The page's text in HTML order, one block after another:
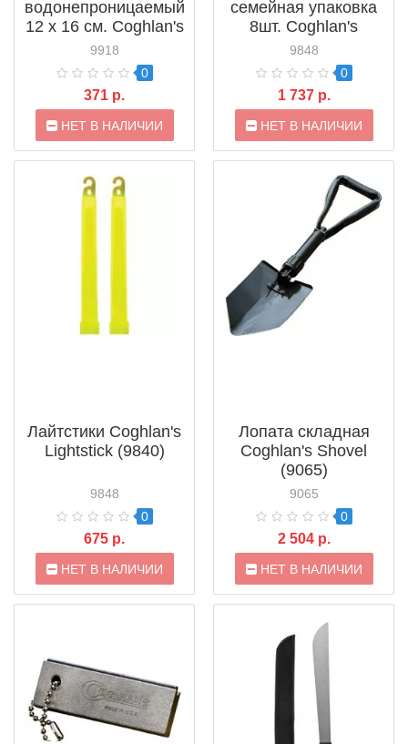
водонепроницаемый
12 x 16 см. Coghlan's
All Weather Wallet
(9918)
9918
0
371 р.
НЕТ В НАЛИЧИИ
семейная упаковка
8шт. Coghlan's
Lightsticks (9848)
9848
0
1 737 р.
НЕТ В НАЛИЧИИ
Лайтстики Coghlan's
Lightstick (9840)
9848
0
675 р.
НЕТ В НАЛИЧИИ
Лопата складная
Coghlan's Shovel
(9065)
9065
0
2 504 р.
НЕТ В НАЛИЧИИ